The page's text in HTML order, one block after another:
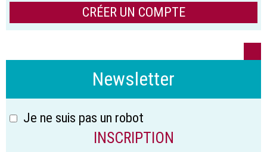
CRÉER UN COMPTE
Newsletter
Je ne suis pas un robot
INSCRIPTION